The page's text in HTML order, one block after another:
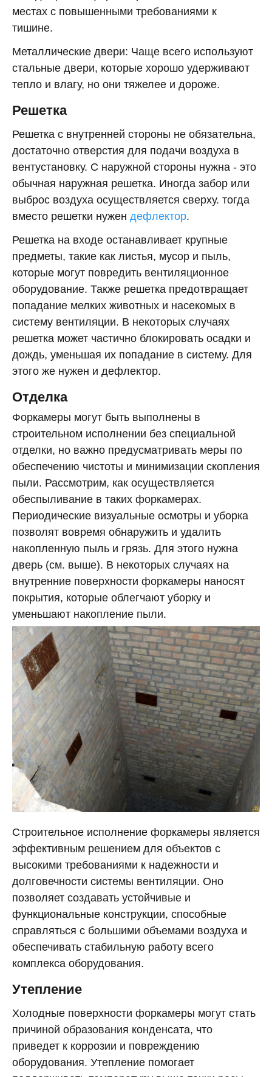
местах с повышенными требованиями к
тишине.
Металлические двери: Чаще всего используют
стальные двери, которые хорошо удерживают
тепло и влагу, но они тяжелее и дороже.
Решетка
Решетка с внутренней стороны не обязательна,
достаточно отверстия для подачи воздуха в
вентустановку. С наружной стороны нужна - это
обычная наружная решетка. Иногда забор или
выброс воздуха осуществляется сверху. тогда
вместо решетки нужен дефлектор.
Решетка на входе останавливает крупные
предметы, такие как листья, мусор и пыль,
которые могут повредить вентиляционное
оборудование. Также решетка предотвращает
попадание мелких животных и насекомых в
систему вентиляции. В некоторых случаях
решетка может частично блокировать осадки и
дождь, уменьшая их попадание в систему. Для
этого же нужен и дефлектор.
Отделка
Форкамеры могут быть выполнены в
строительном исполнении без специальной
отделки, но важно предусматривать меры по
обеспечению чистоты и минимизации скопления
пыли. Рассмотрим, как осуществляется
обеспыливание в таких форкамерах.
Периодические визуальные осмотры и уборка
позволят вовремя обнаружить и удалить
накопленную пыль и грязь. Для этого нужна
дверь (см. выше). В некоторых случаях на
внутренние поверхности форкамеры наносят
покрытия, которые облегчают уборку и
уменьшают накопление пыли.
Строительное исполнение форкамеры является
эффективным решением для объектов с
высокими требованиями к надежности и
долговечности системы вентиляции. Оно
позволяет создавать устойчивые и
функциональные конструкции, способные
справляться с большими объемами воздуха и
обеспечивать стабильную работу всего
комплекса оборудования.
Утепление
Холодные поверхности форкамеры могут стать
причиной образования конденсата, что
приведет к коррозии и повреждению
оборудования. Утепление помогает